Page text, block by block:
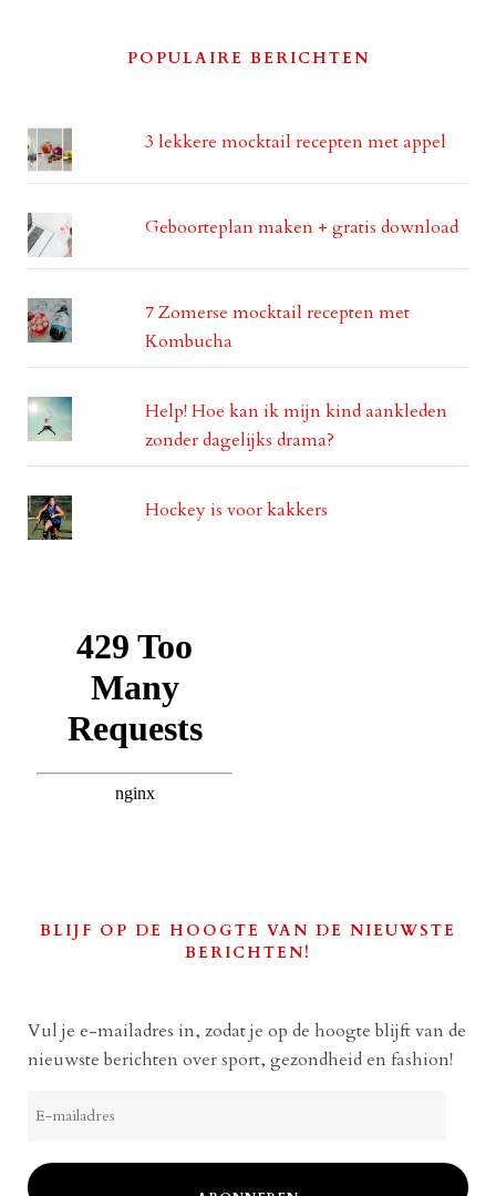
POPULAIRE BERICHTEN
3 lekkere mocktail recepten met appel
Geboorteplan maken + gratis download
7 Zomerse mocktail recepten met
Kombucha
Help! Hoe kan ik mijn kind aankleden
zonder dagelijks drama?
Hockey is voor kakkers
BLIJF OP DE HOOGTE VAN DE NIEUWSTE
BERICHTEN!
Vul je e-mailadres in, zodat je op de hoogte blijft van de
nieuwste berichten over sport, gezondheid en fashion!
mailadres